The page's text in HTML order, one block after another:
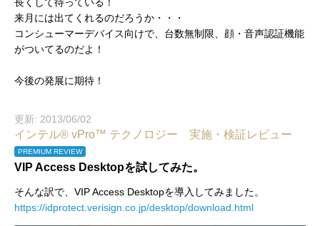
来月には出てくれるのだろうか・・・
コンシューマーデバイス向けで、台数無制限、顔・音声認証機能
がついてるのだよ！
今後の発展に期待！
更新: 2013/06/02
インテル® vPro™ テクノロジー 実施・検証レビュー
PREMIUM REVIEW
VIP Access Desktopを試してみた。
そんな訳で、VIP Access Desktopを導入してみました。
https://idprotect.verisign.co.jp/desktop/download.html